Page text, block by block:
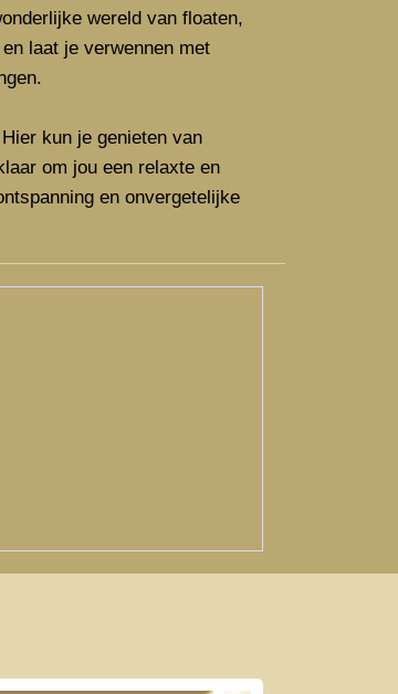
wereld van floaten,
laat je verwennen met
kun je genieten van
om jou een relaxte en
en onvergetelijke